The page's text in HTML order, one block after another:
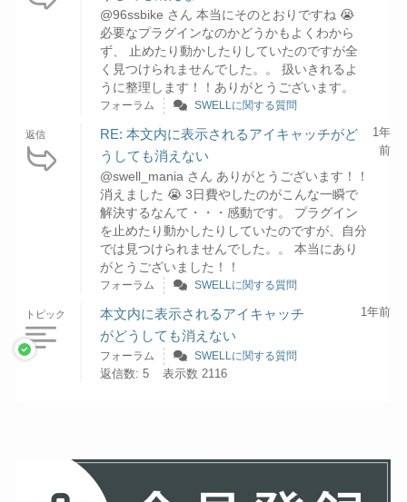
@96ssbike さん 本当にそのとおりですね 😭
必要なプラグインなのかどうかもよくわから
ず、 止めたり動かしたりしていたのですが全
く見つけられませんでした。。 扱いきれるよ
うに整理します！！ありがとうございます。
フォーラム SWELLに関する質問
返信
RE: 本文内に表示されるアイキャッチがど
うしても消えない
@swell_mania さん ありがとうございます！！
消えました 😭 3日費やしたのがこんな一瞬で
解決するなんて・・・感動です。 プラグイン
を止めたり動かしたりしていたのですが、自分
では見つけられませんでした。。 本当にあり
がとうございました！！
1年
前
フォーラム SWELLに関する質問
トピック
本文内に表示されるアイキャッチ
がどうしても消えない
1年前
フォーラム SWELLに関する質問
返信数: 5 表示数 2116